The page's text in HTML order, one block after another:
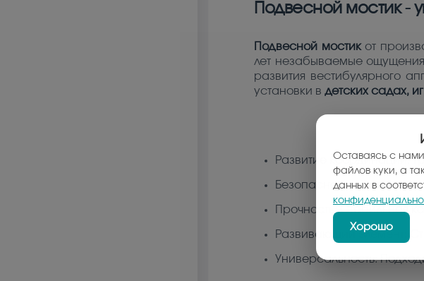
Подвесной мостик -
Подвесной мостикот
лет незабываемые
развития вестибулярного
установки в детских садах,
Развитие координации:
Безопасность: Прочные
Прочность: Стабильная
Развивающий элемент:
Универсальность:
Оставаясь с
файлов куки, а
данных в
Хорошо